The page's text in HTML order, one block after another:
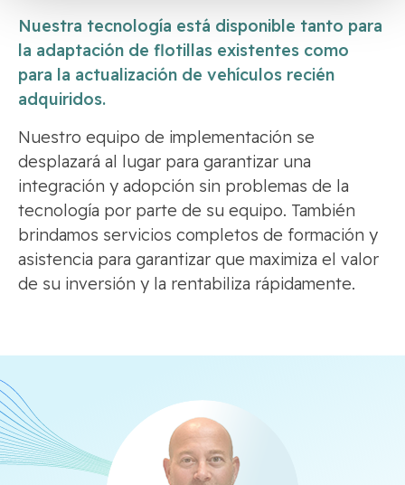
Nuestra tecnología está disponible tanto para
la adaptación de flotillas existentes como
para la actualización de vehículos recién
adquiridos.
Nuestro equipo de implementación se
desplazará al lugar para garantizar una
integración y adopción sin problemas de la
tecnología por parte de su equipo. También
brindamos servicios completos de formación y
asistencia para garantizar que maximiza el valor
de su inversión y la rentabiliza rápidamente.